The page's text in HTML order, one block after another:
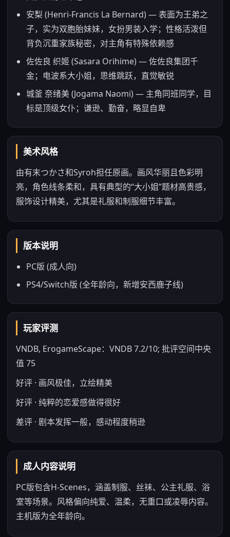
安梨 (Henri-Francis La Bernard) — 表面为王弟之
子，实为双胞胎妹妹，女扮男装入学；性格活泼但
背负沉重家族秘密，对主角有特殊依赖感
佐佐良 织姬 (Sasara Orihime) — 佐佐良集团千
金；电波系大小姐，思维跳跃，直觉敏锐
城釜 奈绪美 (Jogama Naomi) — 主角同班同学，目
标是顶级女仆；谦逊、勤奋，略显自卑
美术风格
由有末つかさ和Syroh担任原画。画风华丽且色彩明
亮，角色线条柔和，具有典型的“大小姐”题材高贵感，
服饰设计精美，尤其是礼服和制服细节丰富。
版本说明
PC版 (成人向)
PS4/Switch版 (全年龄向，新增安西鹿子线)
玩家评测
VNDB, ErogameScape：VNDB 7.2/10; 批评空间中央
值 75
好评 · 画风极佳，立绘精美
好评 · 纯粹的恋爱感做得很好
差评 · 剧本发挥一般，感动程度稍逊
成人内容说明
PC版包含H-Scenes，涵盖制服、丝袜、公主礼服、浴
室等场景。风格偏向纯爱、温柔，无重口或凌辱内容。
主机版为全年龄向。